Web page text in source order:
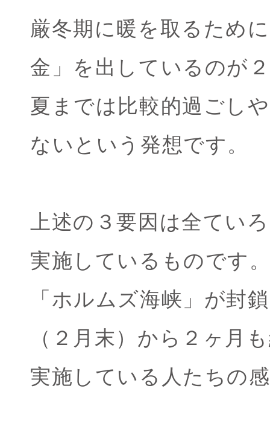
厳冬期に暖を取るため
金」を出しているのが
夏までは比較的過ごし
ないという発想です。
上述の３要因は全てい
実施しているものです
「ホルムズ海峡」が封
（２月末）から２ヶ月
実施している人たちの